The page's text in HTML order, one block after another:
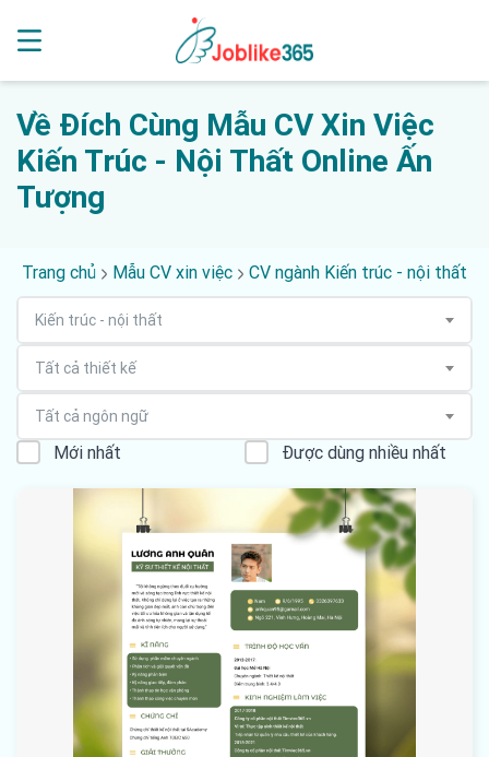
Về Đích Cùng Mẫu CV Xin Việc
Kiến Trúc - Nội Thất Online Ấn
Tượng
Trang chủ Mẫu CV xin việc CV ngành Kiến trúc - nội thất
Kiến trúc - nội thất
Tất cả thiết kế
Tất cả ngôn ngữ
Mới nhất Được dùng nhiều nhất